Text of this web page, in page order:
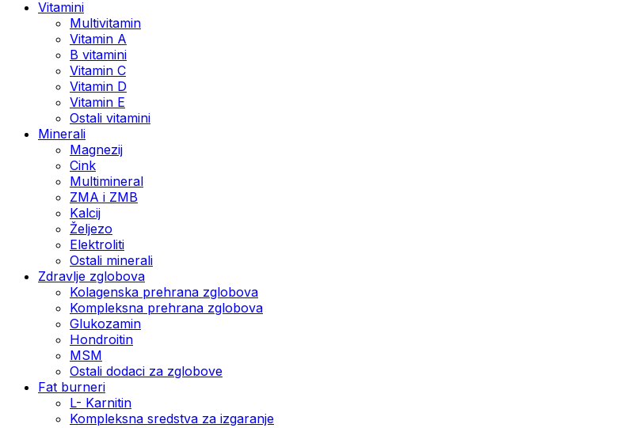
Vitamini
Multivitamin
Vitamin A
B vitamini
Vitamin C
Vitamin D
Vitamin E
Ostali vitamini
Minerali
Magnezij
Cink
Multimineral
ZMA i ZMB
Kalcij
Željezo
Elektroliti
Ostali minerali
Zdravlje zglobova
Kolagenska prehrana zglobova
Kompleksna prehrana zglobova
Glukozamin
Hondroitin
MSM
Ostali dodaci za zglobove
Fat burneri
L- Karnitin
Kompleksna sredstva za izgaranje